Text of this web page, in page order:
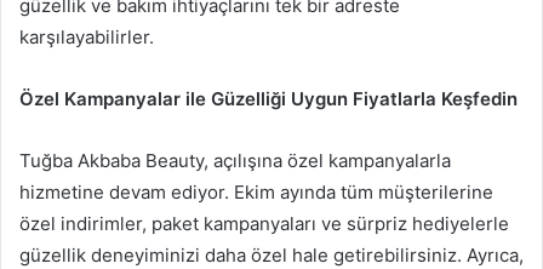
güzellik ve bakım ihtiyaçlarını tek bir adreste
karşılayabilirler.
Özel Kampanyalar ile Güzelliği Uygun Fiyatlarla Keşfedin
Tuğba Akbaba Beauty, açılışına özel kampanyalarla
hizmetine devam ediyor. Ekim ayında tüm müşterilerine
özel indirimler, paket kampanyaları ve sürpriz hediyelerle
güzellik deneyiminizi daha özel hale getirebilirsiniz. Ayrıca,